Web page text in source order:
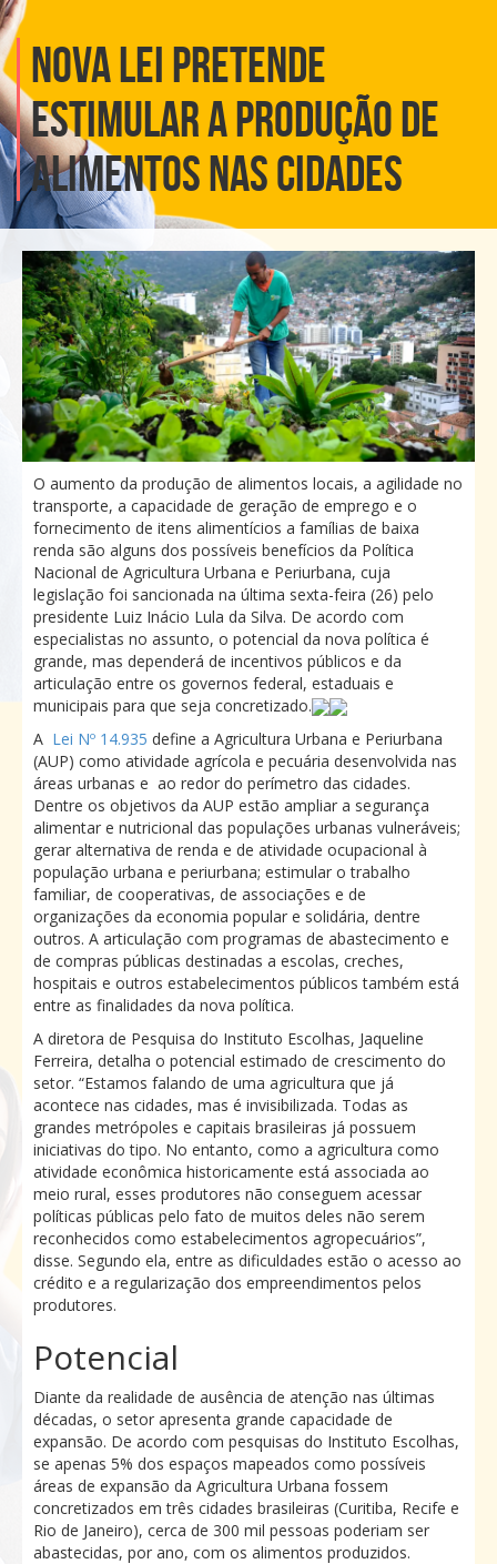
Nova lei pretende
estimular a produção de
alimentos nas cidades
O aumento da produção de alimentos locais, a agilidade no
transporte, a capacidade de geração de emprego e o
fornecimento de itens alimentícios a famílias de baixa
renda são alguns dos possíveis benefícios da Política
Nacional de Agricultura Urbana e Periurbana, cuja
legislação foi sancionada na última sexta-feira (26) pelo
presidente Luiz Inácio Lula da Silva. De acordo com
especialistas no assunto, o potencial da nova política é
grande, mas dependerá de incentivos públicos e da
articulação entre os governos federal, estaduais e
municipais para que seja concretizado.
A Lei Nº 14.935 define a Agricultura Urbana e Periurbana
(AUP) como atividade agrícola e pecuária desenvolvida nas
áreas urbanas e ao redor do perímetro das cidades.
Dentre os objetivos da AUP estão ampliar a segurança
alimentar e nutricional das populações urbanas vulneráveis;
gerar alternativa de renda e de atividade ocupacional à
população urbana e periurbana; estimular o trabalho
familiar, de cooperativas, de associações e de
organizações da economia popular e solidária, dentre
outros. A articulação com programas de abastecimento e
de compras públicas destinadas a escolas, creches,
hospitais e outros estabelecimentos públicos também está
entre as finalidades da nova política.
A diretora de Pesquisa do Instituto Escolhas, Jaqueline
Ferreira, detalha o potencial estimado de crescimento do
setor. “Estamos falando de uma agricultura que já
acontece nas cidades, mas é invisibilizada. Todas as
grandes metrópoles e capitais brasileiras já possuem
iniciativas do tipo. No entanto, como a agricultura como
atividade econômica historicamente está associada ao
meio rural, esses produtores não conseguem acessar
políticas públicas pelo fato de muitos deles não serem
reconhecidos como estabelecimentos agropecuários”,
disse. Segundo ela, entre as dificuldades estão o acesso ao
crédito e a regularização dos empreendimentos pelos
produtores.
Potencial
Diante da realidade de ausência de atenção nas últimas
décadas, o setor apresenta grande capacidade de
expansão. De acordo com pesquisas do Instituto Escolhas,
se apenas 5% dos espaços mapeados como possíveis
áreas de expansão da Agricultura Urbana fossem
concretizados em três cidades brasileiras (Curitiba, Recife e
Rio de Janeiro), cerca de 300 mil pessoas poderiam ser
abastecidas, por ano, com os alimentos produzidos.